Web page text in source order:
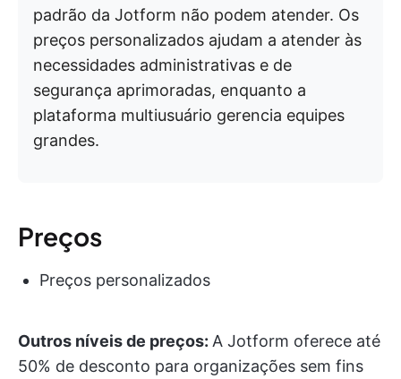
padrão da Jotform não podem atender. Os
preços personalizados ajudam a atender às
necessidades administrativas e de
segurança aprimoradas, enquanto a
plataforma multiusuário gerencia equipes
grandes.
Preços
Preços personalizados
Outros níveis de preços: A Jotform oferece até
50% de desconto para organizações sem fins